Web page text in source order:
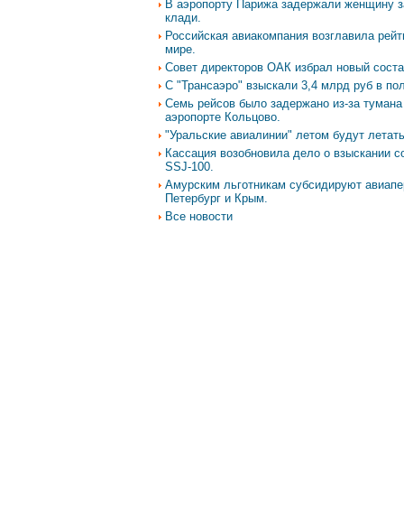
В аэропорту Парижа задержали женщину
клади.
Российская авиакомпания возглавила
мире.
Совет директоров ОАК избрал новый
С "Трансаэро" взыскали 3,4 млрд руб в
Семь рейсов было задержано из-за тумана
аэропорте Кольцово.
"Уральские авиалинии" летом будут
Кассация возобновила дело о взыскании
SSJ-100.
Амурским льготникам субсидируют
Петербург и Крым.
Все новости